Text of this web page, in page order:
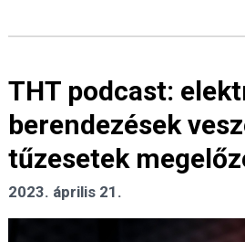
THT podcast:
berendezések
tűzesetek
2023. április 21.